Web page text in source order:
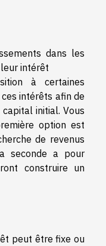
dans les
leur intérêt
à certaines
intérêts afin de
initial. Vous
option est
de revenus
seconde a pour
construire un
peut être fixe ou